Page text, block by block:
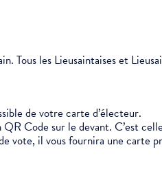
les Lieusaintaises et
de votre carte d’électeur.
Code sur le devant. C’est
vote, il vous fournira une carte